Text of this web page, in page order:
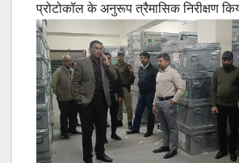
प्रोटोकॉल के अनुरूप त्रैमासिक निरीक्षण